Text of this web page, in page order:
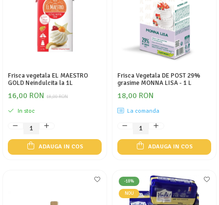
Frisca vegetala EL MAESTRO
GOLD Neindulcita la 1L
18,00 RON
16,00 RON
In stoc
ADAUGA IN COS
Frisca Vegetala DE POST 29%
grasime MONNA LISA - 1 L
18,00 RON
La comanda
ADAUGA IN COS
-18%
NOU